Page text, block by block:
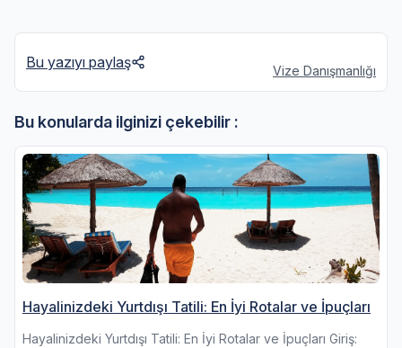
Bu yazıyı paylaş Vize Danışmanlığı
Bu konularda ilginizi çekebilir :
Hayalinizdeki Yurtdışı Tatili: En İyi Rotalar ve İpuçları
Hayalinizdeki Yurtdışı Tatili: En İyi Rotalar ve İpuçları Giriş: